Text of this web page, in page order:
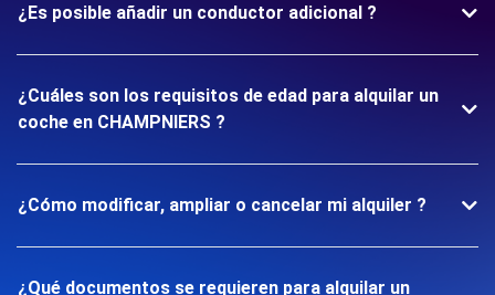
¿Es posible añadir un conductor adicional ?
¿Cuáles son los requisitos de edad para alquilar un
coche en CHAMPNIERS ?
¿Cómo modificar, ampliar o cancelar mi alquiler ?
¿Qué documentos se requieren para alquilar un